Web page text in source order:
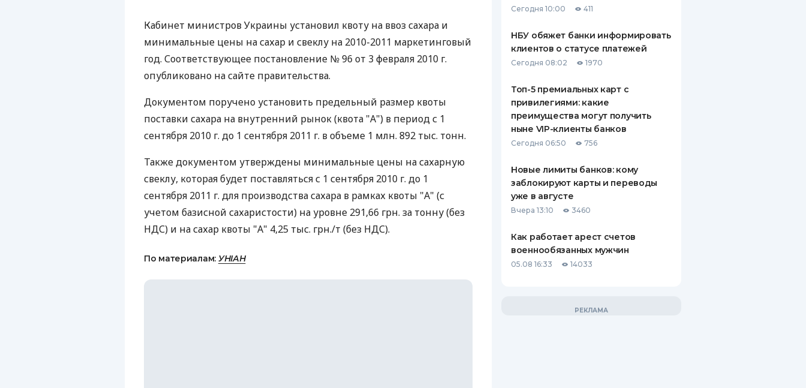
КЕШБЭКА
ПУТЕВОДИТЕЛИ ПО
СТРАХОВАНИЮ
ВСЕ СТРАХОВЫЕ ПОЛИСЫ
ОТЗЫВЫ О СТРАХОВЫХ
КОМПАНИЯХ
Кабинет министров Украины установил квоту на ввоз сахара и
минимальные цены на сахар и свеклу на 2010-2011 маркетинговый
год. Соответствующее постановление № 96 от 3 февраля 2010 г.
опубликовано на сайте правительства.
Документом поручено установить предельный размер квоты
поставки сахара на внутренний рынок (квота "А") в период с 1
сентября 2010 г. до 1 сентября 2011 г. в объеме 1 млн. 892 тыс. тонн.
Также документом утверждены минимальные цены на сахарную
свеклу, которая будет поставляться с 1 сентября 2010 г. до 1
сентября 2011 г. для производства сахара в рамках квоты "А" (с
учетом базисной сахаристости) на уровне 291,66 грн. за тонну (без
НДС) и на сахар квоты "А" 4,25 тыс. грн./т (без НДС).
По материалам: УНІАН
Сегодня 10:00 411
НБУ обяжет банки информировать
клиентов о статусе платежей
Сегодня 08:02 1970
Топ-5 премиальных карт с
привилегиями: какие
преимущества могут получить
ныне VIP-клиенты банков
Сегодня 06:50 756
Новые лимиты банков: кому
заблокируют карты и переводы
уже в августе
Вчера 13:10 3460
Как работает арест счетов
военнообязанных мужчин
05.08 16:33 14033